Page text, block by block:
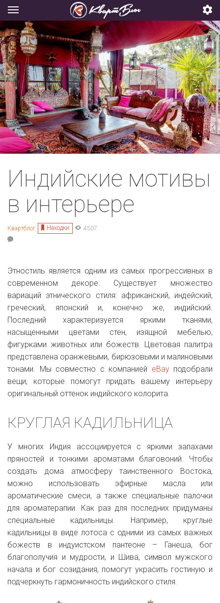
Индийские мотивы
в интерьере
Квартблог Находки 4507
Этностиль является одним из самых прогрессивных в
современном декоре. Существует множество
вариаций этнического стиля: африканский, индейский,
греческий, японский и, конечно же, индийский.
Последний характеризуется яркими тканями,
насыщенными цветами стен, изящной мебелью,
фигурками животных или божеств. Цветовая палитра
представлена оранжевыми, бирюзовыми и малиновыми
тонами. Мы совместно с компанией eBayподобрали
вещи, которые помогут придать вашему интерьеру
оригинальный оттенок индийского колорита.
КРУГЛАЯ КАДИЛЬНИЦА
У многих Индия ассоциируется с яркими запахами
пряностей и тонкими ароматами благовоний. Чтобы
создать дома атмосферу таинственного Востока,
можно использовать эфирные масла или
ароматические смеси, а также специальные палочки
для ароматерапии. Как раз для последних придуманы
специальные кадильницы. Например, круглые
кадильницы в виде лотоса с одними из самых важных
божеств в индуистском пантеоне – Ганеша, бог
благополучия и мудрости, и Шива, символ мужского
начала и бог созидания, помогут украсить гостиную и
подчеркнуть гармоничность индийского стиля.